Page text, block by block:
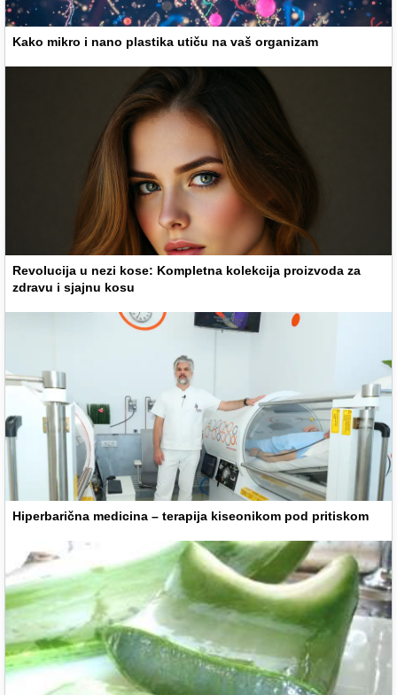
Kako mikro i nano plastika utiču na vaš organizam
Revolucija u nezi kose: Kompletna kolekcija proizvoda za
zdravu i sjajnu kosu
Hiperbarična medicina – terapija kiseonikom pod pritiskom